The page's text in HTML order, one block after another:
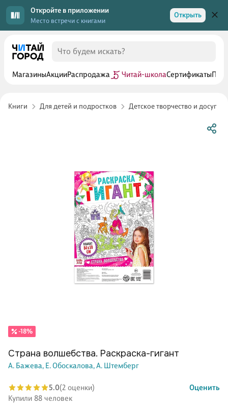
Откройте в приложении
Место встречи с книгами
Открыть
МагазиныАкцииРаспродажа Читай-школаСертификаты
Книги Для детей и подростков Детское творчество и досуг
-18%
Страна волшебства. Раскраска-гигант
А. Бажева, Е. Обоскалова,А. Штемберг
5.0(2 оценки)
Оценить
Купили 88 человек